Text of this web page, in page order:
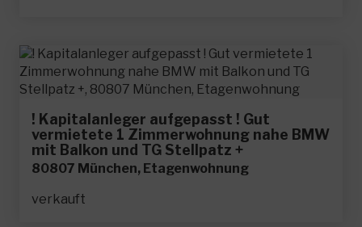
! Kapitalanleger aufgepasst ! Gut
vermietete 1 Zimmerwohnung nahe BMW
mit Balkon und TG Stellpatz +
80807 München, Etagenwohnung
verkauft